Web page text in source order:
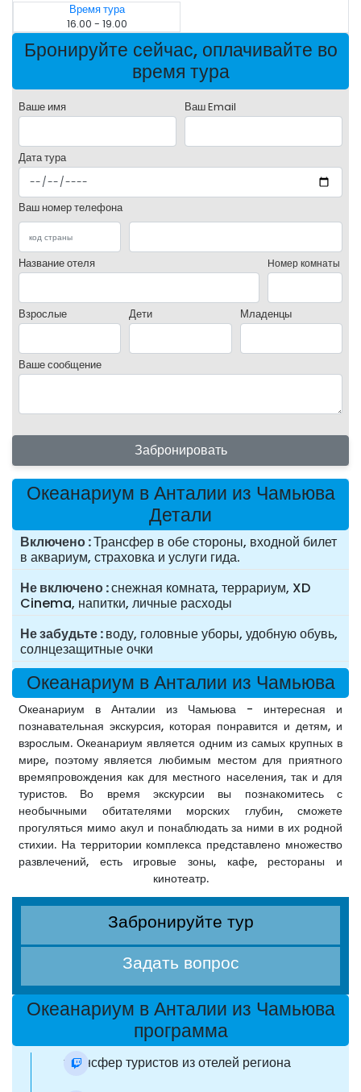
Время тура
16.00 - 19.00
Бронируйте сейчас, оплачивайте во
время тура
Ваше имя Ваш Email
Дата тура
Ваш номер телефона
Название отеля Номер комнаты
Взрослые Дети Младенцы
Ваше сообщение
Забронировать
Океанариум в Анталии из Чамьюва
Детали
Включено Трансфер в обе стороны, входной билет
в аквариум, страховка и услуги гида.
Не включено снежная комната, террариум, XD
Cinema, напитки, личные расходы
Не забудьте воду, головные уборы, удобную обувь,
солнцезащитные очки
Океанариум в Анталии из Чамьюва
Океанариум в Анталии из Чамьюва - интересная и
познавательная экскурсия, которая понравится и детям, и
взрослым. Океанариум является одним из самых крупных в
мире, поэтому является любимым местом для приятного
времяпровождения как для местного населения, так и для
туристов. Во время экскурсии вы познакомитесь с
необычными обитателями морских глубин, сможете
прогуляться мимо акул и понаблюдать за ними в их родной
стихии. На территории комплекса представлено множество
развлечений, есть игровые зоны, кафе, рестораны и
кинотеатр.
Забронируйте тур
Задать вопрос
Океанариум в Анталии из Чамьюва
программа
трансфер туристов из отелей региона